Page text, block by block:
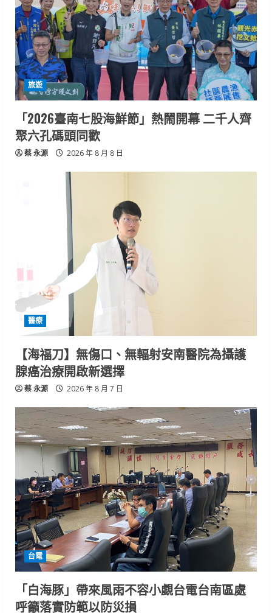
旅遊
「2026臺南七股海鮮節」熱鬧開幕 二千人齊
聚六孔碼頭同歡
蔡 永源 2026 年 8 月 8 日
醫療
【海福刀】無傷口、無輻射安南醫院為攝護
腺癌治療開啟新選擇
蔡 永源 2026 年 8 月 7 日
台電
「白海豚」帶來風雨不容小覷台電台南區處
呼籲落實防範以防災損